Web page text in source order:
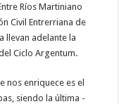
Ríos Martiniano
Civil Entrerriana de
llevan adelante la
Ciclo Argentum.
nos enriquece es el
siendo la última -